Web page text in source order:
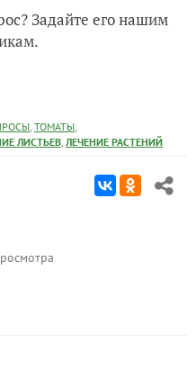
Задайте его нашим
, ТОМАТЫ,
ЛИСТЬЕВ, ЛЕЧЕНИЕ РАСТЕНИЙ